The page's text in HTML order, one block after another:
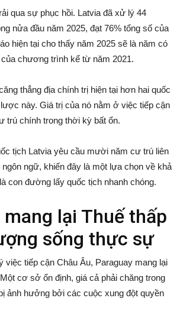
qua sự phục hồi. Latvia đã xử lý 44
nửa đầu năm 2025, đạt 76% tổng số của
hiện tại cho thấy năm 2025 sẽ là năm có
chương trình kể từ năm 2021.
thẳng địa chính trị hiện tại hơn hai quốc
này. Giá trị của nó nằm ở việc tiếp cận
trú chính trong thời kỳ bất ổn.
tịch Latvia yêu cầu mười năm cư trú liên
ngữ, khiến đây là một lựa chọn về khả
con đường lấy quốc tịch nhanh chóng.
mang lại Thuế thấp
sống thực sự
việc tiếp cận Châu Âu, Paraguay mang lại
cơ sở ổn định, giá cả phải chăng trong
ảnh hưởng bởi các cuộc xung đột quyền